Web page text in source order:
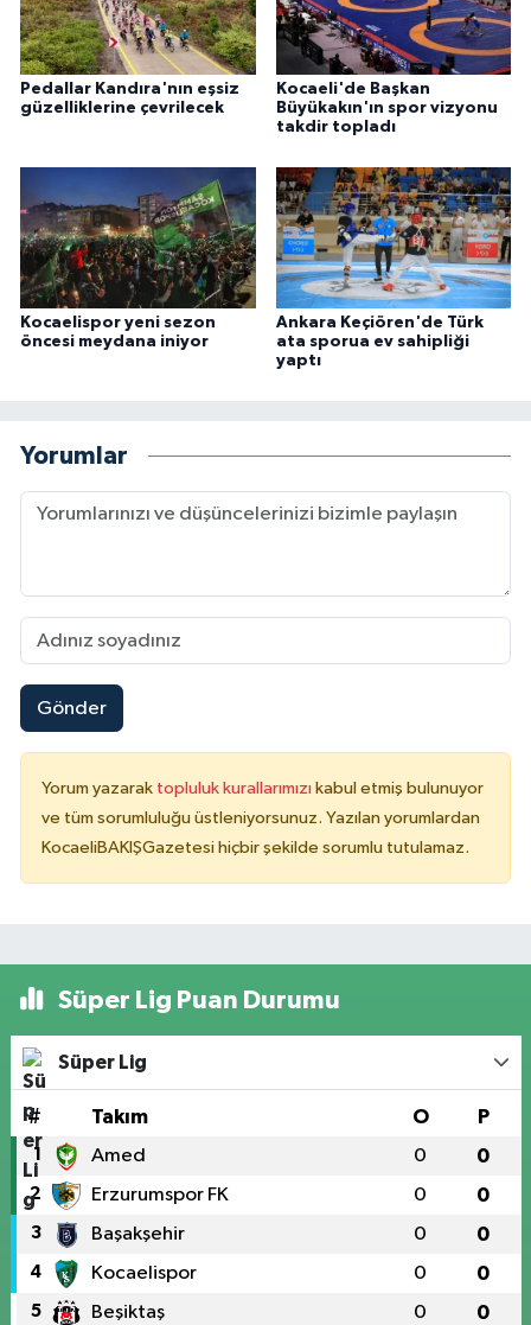
Pedallar Kandıra'nın eşsiz
güzelliklerine çevrilecek
Kocaeli'de Başkan
Büyükakın'ın spor vizyonu
takdir topladı
Kocaelispor yeni sezon
öncesi meydana iniyor
Ankara Keçiören'de Türk
ata sporua ev sahipliği
yaptı
Yorumlar
Gönder
Yorum yazarak topluluk kurallarımızı kabul etmiş bulunuyor
ve tüm sorumluluğu üstleniyorsunuz. Yazılan yorumlardan
KocaeliBAKIŞGazetesi hiçbir şekilde sorumlu tutulamaz.
Süper Lig Puan Durumu
Süper Lig
# Takım O P
1 Amed 0 0
2 Erzurumspor FK 0 0
3 Başakşehir 0 0
4 Kocaelispor 0 0
5 Beşiktaş 0 0